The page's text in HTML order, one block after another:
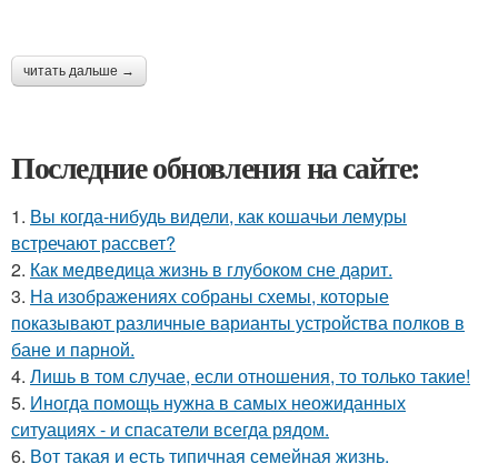
читать дальше →
Последние обновления на сайте:
1. Вы когда-нибудь видели, как кошачьи лемуры
встречают рассвет?
2. Как медведица жизнь в глубоком сне дарит.
3. На изображениях собраны схемы, которые
показывают различные варианты устройства полков в
бане и парной.
4. Лишь в том случае, если отношения, то только такие!
5. Иногда помощь нужна в самых неожиданных
ситуациях - и спасатели всегда рядом.
6. Вот такая и есть типичная семейная жизнь.